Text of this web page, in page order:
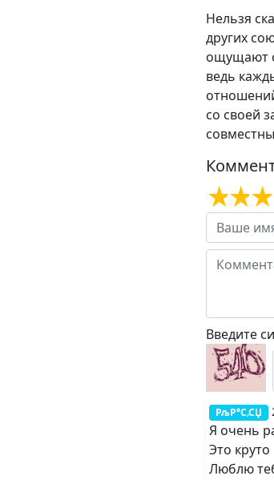
Нельзя
других
ощущают
ведь
со своей
Введите
РљР°С‚СЏ
Я очень
Это круто
Люблю